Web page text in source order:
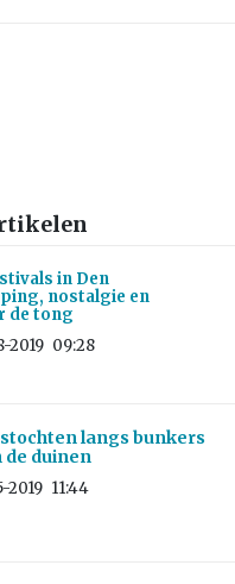
in Den
nostalgie en
de tong
2019 09:28
langs bunkers
de duinen
2019 11:44